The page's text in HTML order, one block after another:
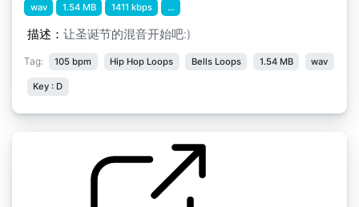
wav 1.54 MB 1411 kbps ...
描述： 让圣诞节的混音开始吧:)
Tag: 105 bpm Hip Hop Loops Bells Loops 1.54 MB wav
Key : D